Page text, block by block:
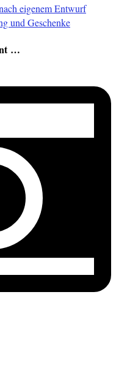
eigenem Entwurf
und Geschenke
…